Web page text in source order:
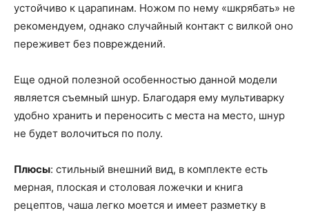
устойчиво к царапинам. Ножом по нему «шкрябать» не
рекомендуем, однако случайный контакт с вилкой оно
переживет без повреждений.
Еще одной полезной особенностью данной модели
является съемный шнур. Благодаря ему мультиварку
удобно хранить и переносить с места на место, шнур
не будет волочиться по полу.
Плюсы: стильный внешний вид, в комплекте есть
мерная, плоская и столовая ложечки и книга
рецептов, чаша легко моется и имеет разметку в